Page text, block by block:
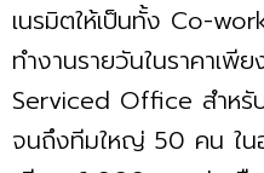
เนรมิตให้เป็นทั้ง Co-
ทำงานรายวันในราคาเพี
Serviced Office สำหรั
จนถึงทีมใหญ่ 50 คน ใน